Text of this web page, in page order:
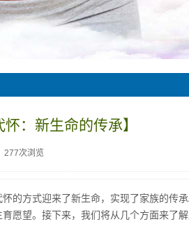
：新生命的传承】
277次浏览
的方式迎来了新生命，实现了家族的传
愿望。接下来，我们将从几个方面来了